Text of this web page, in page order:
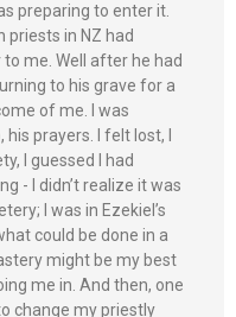
preparing to enter it.
priests in NZ had
me. Well after he had
to his grave for a
of me. I was
prayers. I felt lost, I
I guessed I had
- I didn’t realize it was
I was in Ezekiel’s
could be done in a
might be my best
me in. And then, one
change my priestly